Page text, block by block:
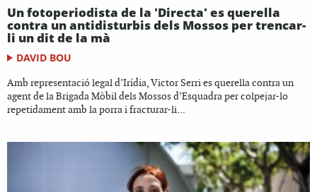
Un fotoperiodista de la 'Directa' es querella
contra un antidisturbis dels Mossos per trencar-
li un dit de la mà
DAVID BOU
Amb representació legal d’Irídia, Victor Serri es querella contra un
agent de la Brigada Mòbil dels Mossos d’Esquadra per colpejar-lo
repetidament amb la porra i fracturar-li...